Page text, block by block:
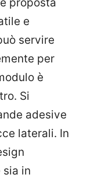
e
servire
per
è
Si
adesive
laterali. In
sia in